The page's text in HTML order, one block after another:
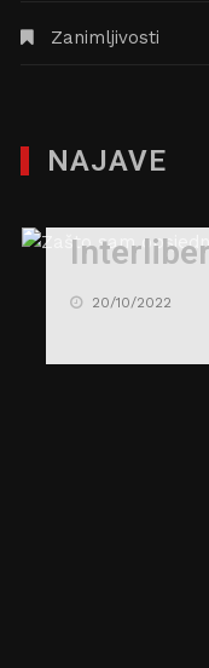
Zanimljivosti
NAJAVE
20/10/2022